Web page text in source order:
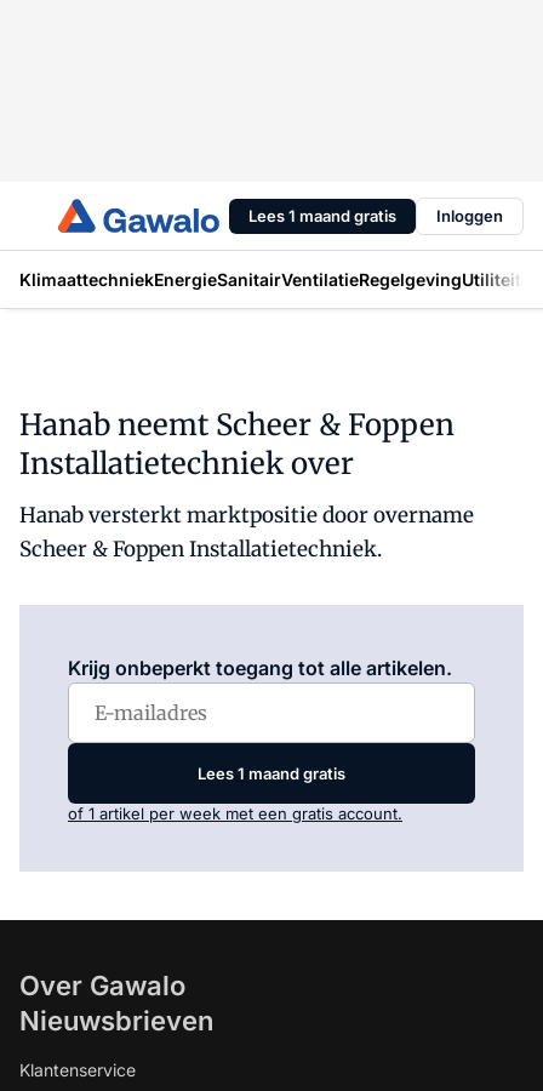
Lees 1 maand gratis Inloggen
KlimaattechniekEnergieSanitairVentilatieRegelgevingUtiliteit
Hanab neemt Scheer & Foppen
Installatietechniek over
Hanab versterkt marktpositie door overname
Scheer & Foppen Installatietechniek.
Krijg onbeperkt toegang tot alle artikelen.
Lees 1 maand gratis
of 1 artikel per week met een gratis account.
Over Gawalo
Nieuwsbrieven
Klantenservice